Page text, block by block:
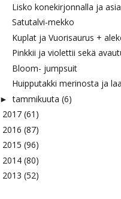
Lisko konekirjonnalla ja
Satutalvi-mekko
Kuplat ja Vuorisaurus +
Pinkkii ja violettii sekä
Bloom- jumpsuit
Huipputakki merinosta ja
►tammikuuta (6)
2017 (61)
2016 (87)
2015 (96)
2014 (80)
2013 (52)